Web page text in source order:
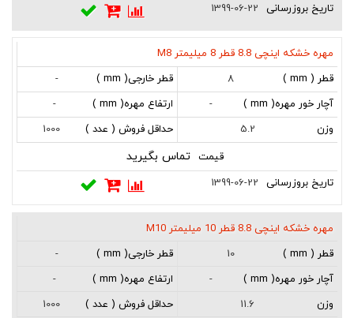
1399-06-22
مهره خشکه اینچی 8.8 قطر 8 میلیمتر M8
8
-
-
-
5.2
1000
تماس بگیرید
1399-06-22
مهره خشکه اینچی 8.8 قطر 10 میلیمتر M10
10
-
-
-
11.6
1000